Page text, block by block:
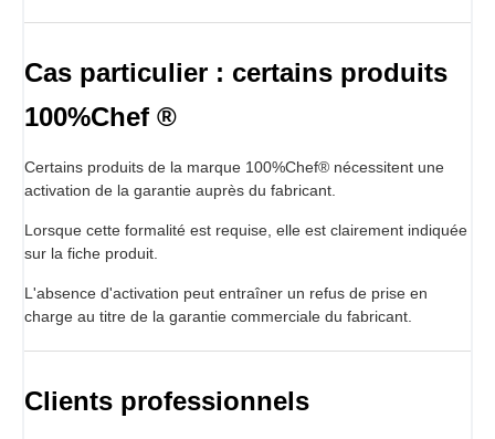
Cas particulier : certains produits
100%Chef ®
Certains produits de la marque 100%Chef® nécessitent une
activation de la garantie auprès du fabricant.
Lorsque cette formalité est requise, elle est clairement indiquée
sur la fiche produit.
L'absence d'activation peut entraîner un refus de prise en
charge au titre de la garantie commerciale du fabricant.
Clients professionnels